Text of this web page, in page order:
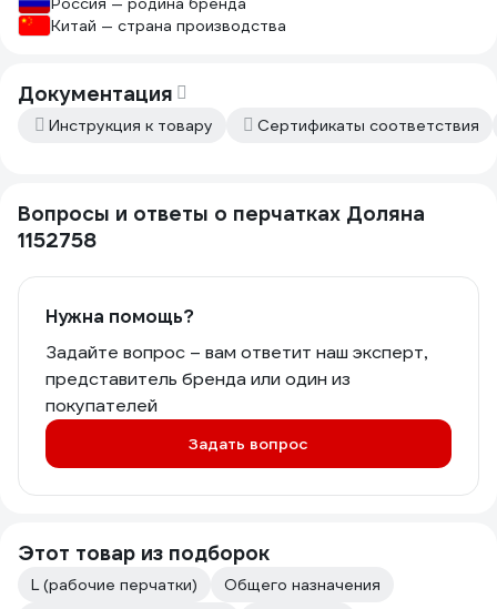
Китай — страна производства
Документация
Инструкция к товару Сертификаты соответствия
Вопросы и ответы о перчатках Доляна
1152758
Нужна помощь?
Задайте вопрос – вам ответит наш эксперт,
представитель бренда или один из
покупателей
Задать вопрос
Этот товар из подборок
L (рабочие перчатки)
Общего назначения